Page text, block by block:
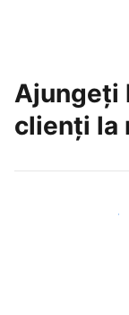
Ajungeți
clienți la
Atrageți noi